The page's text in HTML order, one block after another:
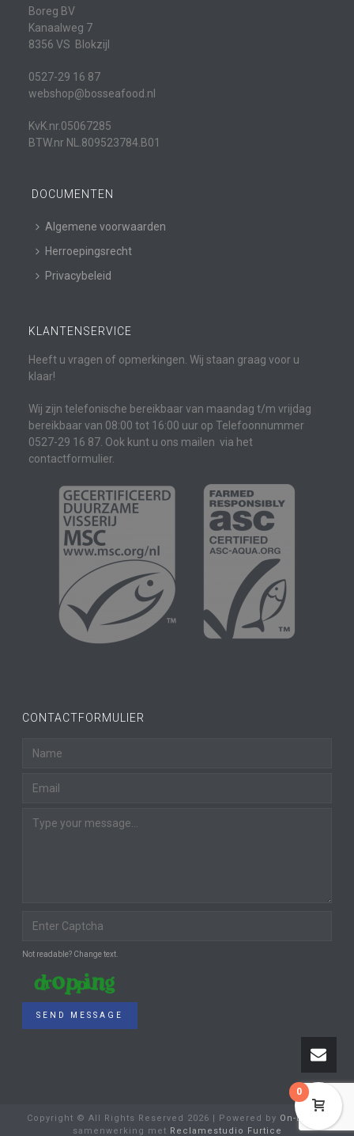
Boreg BV
Kanaalweg 7
8356 VS Blokzijl
0527-29 16 87
webshop@bosseafood.nl
KvK.nr.05067285
BTW.nr NL.809523784.B01
DOCUMENTEN
Algemene voorwaarden
Herroepingsrecht
Privacybeleid
KLANTENSERVICE
Heeft u vragen of opmerkingen. Wij staan graag voor u
klaar!
Wij zijn telefonische bereikbaar van maandag t/m vrijdag
bereikbaar van 08:00 tot 16:00 uur op Telefoonnummer
0527-29 16 87. Ook kunt u ons mailen via het
contactformulier.
CONTACTFORMULIER
Not readable? Change text.
SEND MESSAGE
Copyright © All Rights Reserved 2026 | Powered by On-Lijn
samenwerking met Reclamestudio Furtice
0